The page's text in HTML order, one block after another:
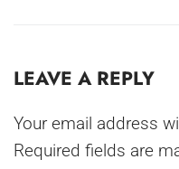
LEAVE A REPLY
Your email address
Required fields are